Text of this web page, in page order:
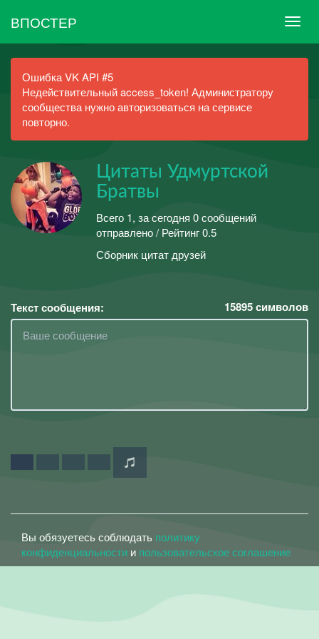
ВПОСТЕР
Ошибка VK API #5
Недействительный access_token! Администратору
сообщества нужно авторизоваться на сервисе
повторно.
Цитаты Удмуртской
Братвы
Всего 1, за сегодня 0 сообщений
отправлено / Рейтинг 0.5
Сборник цитат друзей
Текст сообщения: 15895символов
Вы обязуетесь соблюдать политику
конфиденциальности и пользовательское соглашение